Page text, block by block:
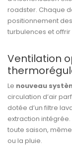
roadster. Chaque
positionnement
turbulences et
Ventilation
Le nouveau
circulation d’air
dotée d’un filtre
extraction
toute saison,
ou la pluie.